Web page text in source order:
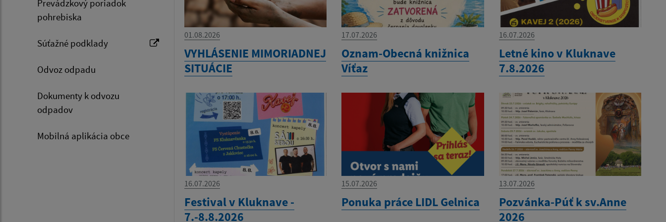
Prevádzkový poriadok
pohrebiska
Súťažné podklady
Odvoz odpadu
Dokumenty k odvozu
odpadov
Mobilná aplikácia obce
01.08.2026
VYHLÁSENIE MIMORIADNEJ
SITUÁCIE
17.07.2026
Oznam-Obecná knižnica
Víťaz
16.07.2026
Letné kino v Kluknave
7.8.2026
16.07.2026
Festival v Kluknave -
7.-8.8.2026
15.07.2026
Ponuka práce LIDL Gelnica
13.07.2026
Pozvánka-Púť k sv.Anne
2026